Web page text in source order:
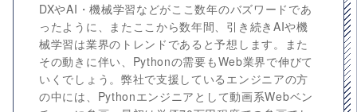
DXやAI・機械学習などがここ数年のバズワードであ
ったように、またここから数年間、引き続きAIや機
械学習は業界のトレンドであると予想します。また
その動きに伴い、Pythonの需要もWeb業界で伸びて
いくでしょう。弊社で支援しているエンジニアの方
の中には、Pythonエンジニアとして動画系Webベン